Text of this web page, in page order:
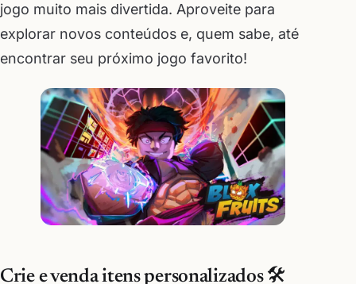
jogo muito mais divertida. Aproveite para
explorar novos conteúdos e, quem sabe, até
encontrar seu próximo jogo favorito!
Crie e venda itens personalizados 🛠️